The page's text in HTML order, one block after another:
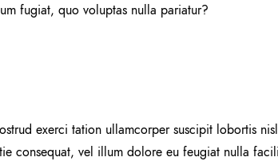
fugiat, quo voluptas nulla pariatur?
exerci tation ullamcorper suscipit lobortis
consequat, vel illum dolore eu feugiat nulla